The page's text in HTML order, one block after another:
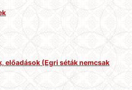
előadások (Egri séták nemcsak